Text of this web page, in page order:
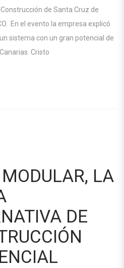
de Santa Cruz de
En el evento la empresa explicó
sistema con un gran potencial de
Cristo
LA
DE